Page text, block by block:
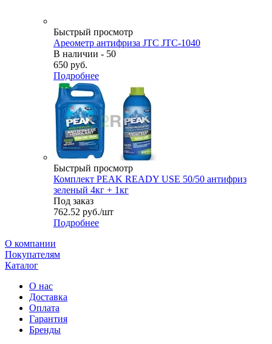
Быстрый просмотр
Ареометр антифриза JTC JTC-1040
В наличии - 50
650 руб.
Подробнее
Быстрый просмотр
Комплект PEAK READY USE 50/50 антифриз
зеленый 4кг + 1кг
Под заказ
762.52 руб./шт
Подробнее
О компании
Покупателям
Каталог
О нас
Доставка
Оплата
Гарантия
Бренды